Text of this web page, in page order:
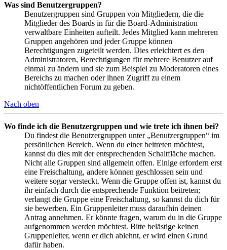
Was sind Benutzergruppen?
Benutzergruppen sind Gruppen von Mitgliedern, die die
Mitglieder des Boards in für die Board-Administration
verwaltbare Einheiten aufteilt. Jedes Mitglied kann mehreren
Gruppen angehören und jeder Gruppe können
Berechtigungen zugeteilt werden. Dies erleichtert es den
Administratoren, Berechtigungen für mehrere Benutzer auf
einmal zu ändern und sie zum Beispiel zu Moderatoren eines
Bereichs zu machen oder ihnen Zugriff zu einem
nichtöffentlichen Forum zu geben.
Nach oben
Wo finde ich die Benutzergruppen und wie trete ich ihnen bei?
Du findest die Benutzergruppen unter „Benutzergruppen“ im
persönlichen Bereich. Wenn du einer beitreten möchtest,
kannst du dies mit der entsprechenden Schaltfläche machen.
Nicht alle Gruppen sind allgemein offen. Einige erfordern erst
eine Freischaltung, andere können geschlossen sein und
weitere sogar versteckt. Wenn die Gruppe offen ist, kannst du
ihr einfach durch die entsprechende Funktion beitreten;
verlangt die Gruppe eine Freischaltung, so kannst du dich für
sie bewerben. Ein Gruppenleiter muss daraufhin deinen
Antrag annehmen. Er könnte fragen, warum du in die Gruppe
aufgenommen werden möchtest. Bitte belästige keinen
Gruppenleiter, wenn er dich ablehnt, er wird einen Grund
dafür haben.